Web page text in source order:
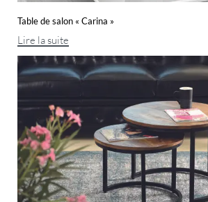
Table de salon « Carina »
Lire la suite